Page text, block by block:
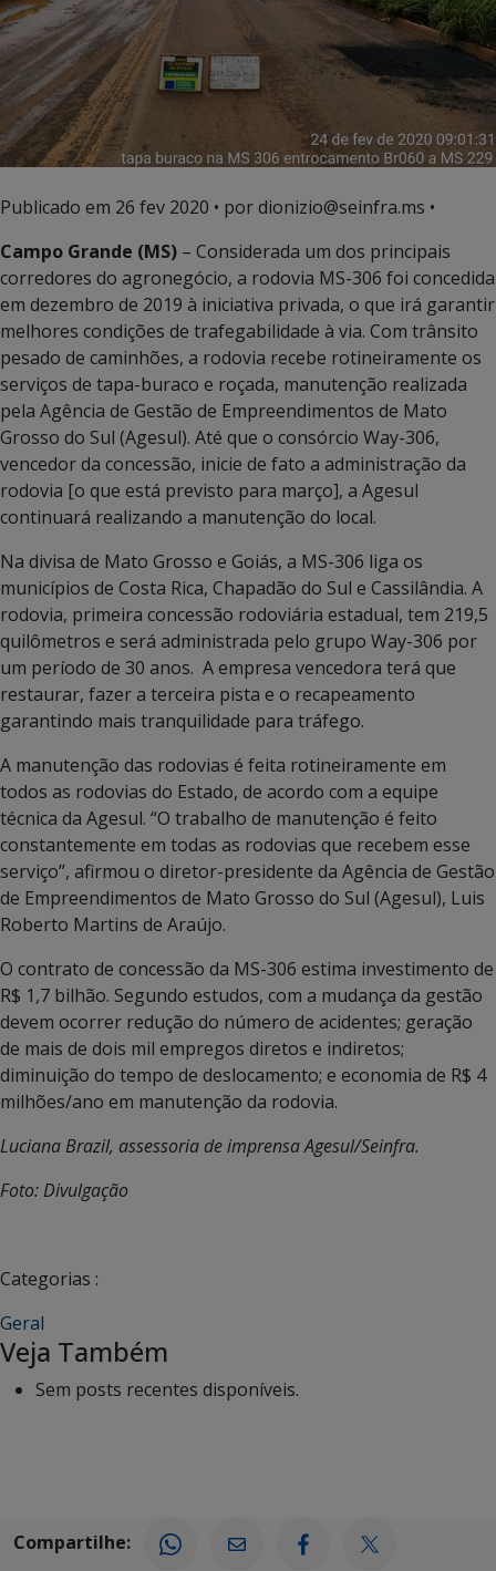
Publicado em 26 fev 2020 • por dionizio@seinfra.ms •
Campo Grande (MS) – Considerada um dos principais
corredores do agronegócio, a rodovia MS-306 foi concedida
em dezembro de 2019 à iniciativa privada, o que irá garantir
melhores condições de trafegabilidade à via. Com trânsito
pesado de caminhões, a rodovia recebe rotineiramente os
serviços de tapa-buraco e roçada, manutenção realizada
pela Agência de Gestão de Empreendimentos de Mato
Grosso do Sul (Agesul). Até que o consórcio Way-306,
vencedor da concessão, inicie de fato a administração da
rodovia [o que está previsto para março], a Agesul
continuará realizando a manutenção do local.
Na divisa de Mato Grosso e Goiás, a MS-306 liga os
municípios de Costa Rica, Chapadão do Sul e Cassilândia. A
rodovia, primeira concessão rodoviária estadual, tem 219,5
quilômetros e será administrada pelo grupo Way-306 por
um período de 30 anos. A empresa vencedora terá que
restaurar, fazer a terceira pista e o recapeamento
garantindo mais tranquilidade para tráfego.
A manutenção das rodovias é feita rotineiramente em
todos as rodovias do Estado, de acordo com a equipe
técnica da Agesul. “O trabalho de manutenção é feito
constantemente em todas as rodovias que recebem esse
serviço”, afirmou o diretor-presidente da Agência de Gestão
de Empreendimentos de Mato Grosso do Sul (Agesul), Luis
Roberto Martins de Araújo.
O contrato de concessão da MS-306 estima investimento de
R$ 1,7 bilhão. Segundo estudos, com a mudança da gestão
devem ocorrer redução do número de acidentes; geração
de mais de dois mil empregos diretos e indiretos;
diminuição do tempo de deslocamento; e economia de R$ 4
milhões/ano em manutenção da rodovia.
Luciana Brazil, assessoria de imprensa Agesul/Seinfra.
Foto: Divulgação
Categorias :
Geral
Veja Também
Sem posts recentes disponíveis.
Compartilhe: